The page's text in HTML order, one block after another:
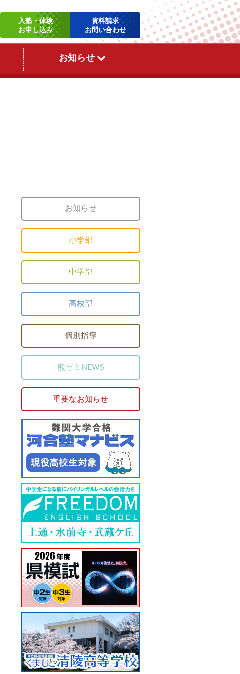
お知らせ
お知らせ
小学部
中学部
高校部
個別指導
熊ゼミNEWS
重要なお知らせ